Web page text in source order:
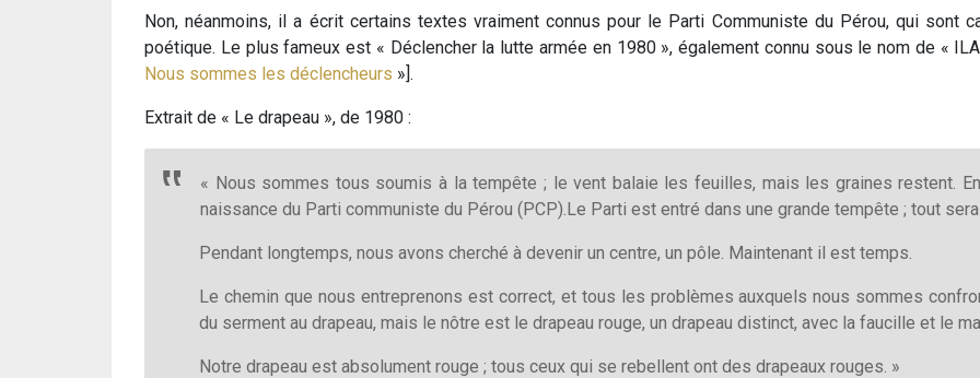
Non, néanmoins, il a écrit certains textes vraiment connus pour le Parti Communiste du Pérou, qui sont
poétique. Le plus fameux est « Déclencher la lutte armée en 1980 », également connu sous le nom de «
Nous sommes les déclencheurs »].
Extrait de « Le drapeau », de 1980 :
« Nous sommes tous soumis à la tempête ; le vent balaie les feuilles, mais les graines restent.
naissance du Parti communiste du Pérou (PCP).Le Parti est entré dans une grande tempête ; tout
Pendant longtemps, nous avons cherché à devenir un centre, un pôle. Maintenant il est temps.
Le chemin que nous entreprenons est correct, et tous les problèmes auxquels nous sommes
du serment au drapeau, mais le nôtre est le drapeau rouge, un drapeau distinct, avec la faucille et le
Notre drapeau est absolument rouge ; tous ceux qui se rebellent ont des drapeaux rouges. »